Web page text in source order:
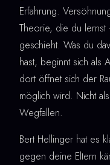
Erfahrung.
Theorie, die du
geschieht. Was du
hast, beginnt sich als
dort öffnet sich der
möglich wird. Nicht
Wegfallen.
Bert Hellinger hat es
gegen deine Eltern